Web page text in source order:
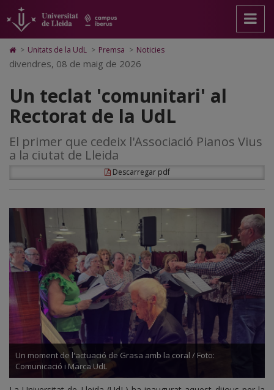
Un
teclat
'comunitari'
al
Rectorat
de
la
UdL
pàgina
principal.
Universitat
Lleida
contingut
principal
Mapa
Web.
Universitat
Cerca
Accessibilitat.
Universitat
Lleida
Icono
de
Home
ir
a
la
página
inicio
> Unitats de la UdL > Premsa > Noticies
divendres, 08 de maig de 2026
Un teclat 'comunitari' al
Rectorat de la UdL
El primer que cedeix l'Associació Pianos Vius
a la ciutat de Lleida
Descarregar pdf
Un moment de l'actuació de Grasa amb la coral / Foto:
Comunicació i Marca UdL